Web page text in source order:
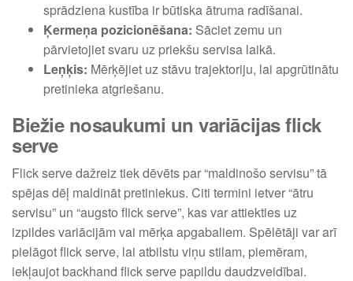
sprādziena kustība ir būtiska ātruma radīšanai.
Ķermeņa pozicionēšana: Sāciet zemu un
pārvietojiet svaru uz priekšu servisa laikā.
Leņķis: Mērķējiet uz stāvu trajektoriju, lai apgrūtinātu
pretinieka atgriešanu.
Biežie nosaukumi un variācijas flick
serve
Flick serve dažreiz tiek dēvēts par “maldinošo servisu” tā
spējas dēļ maldināt pretiniekus. Citi termini ietver “ātru
servisu” un “augsto flick serve”, kas var attiekties uz
izpildes variācijām vai mērķa apgabaliem. Spēlētāji var arī
pielāgot flick serve, lai atbilstu viņu stilam, piemēram,
iekļaujot backhand flick serve papildu daudzveidībai.